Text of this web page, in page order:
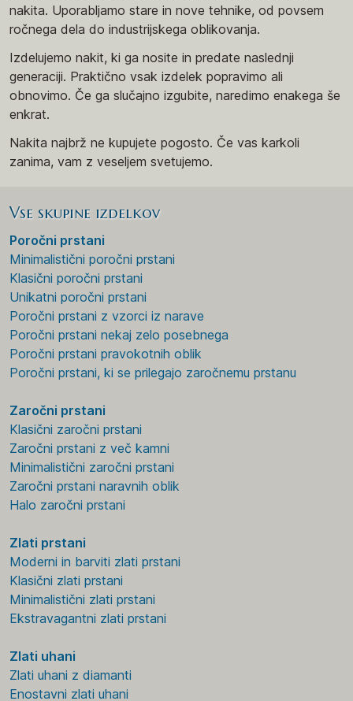
nakita. Uporabljamo stare in nove tehnike, od povsem
ročnega dela do industrijskega oblikovanja.
Izdelujemo nakit, ki ga nosite in predate naslednji
generaciji. Praktično vsak izdelek popravimo ali
obnovimo. Če ga slučajno izgubite, naredimo enakega še
enkrat.
Nakita najbrž ne kupujete pogosto. Če vas karkoli
zanima, vam z veseljem svetujemo.
Vse skupine izdelkov
Poročni prstani
Minimalistični poročni prstani
Klasični poročni prstani
Unikatni poročni prstani
Poročni prstani z vzorci iz narave
Poročni prstani nekaj zelo posebnega
Poročni prstani pravokotnih oblik
Poročni prstani, ki se prilegajo zaročnemu prstanu
Zaročni prstani
Klasični zaročni prstani
Zaročni prstani z več kamni
Minimalistični zaročni prstani
Zaročni prstani naravnih oblik
Halo zaročni prstani
Zlati prstani
Moderni in barviti zlati prstani
Klasični zlati prstani
Minimalistični zlati prstani
Ekstravagantni zlati prstani
Zlati uhani
Zlati uhani z diamanti
Enostavni zlati uhani